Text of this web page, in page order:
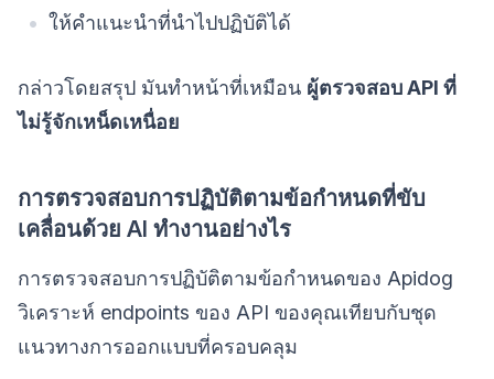
ให้คำแนะนำที่นำไปปฏิบัติได้
กล่าวโดยสรุป มันทำหน้าที่เหมือน ผู้ตรวจสอบ API ที่
ไม่รู้จักเหน็ดเหนื่อย
การตรวจสอบการปฏิบัติตามข้อกำหนดที่ขับ
เคลื่อนด้วย AI ทำงานอย่างไร
การตรวจสอบการปฏิบัติตามข้อกำหนดของ Apidog
วิเคราะห์ endpoints ของ API ของคุณเทียบกับชุด
แนวทางการออกแบบที่ครอบคลุม